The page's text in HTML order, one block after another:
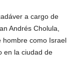
a cargo de
Andrés Cholula,
hombre como Israel
en la ciudad de